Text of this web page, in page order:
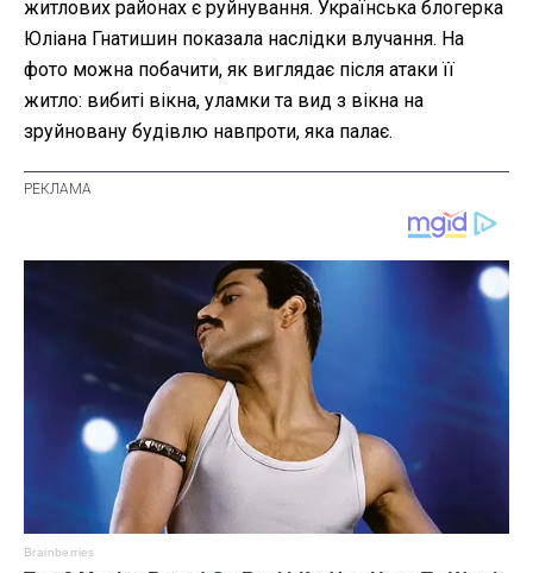
житлових районах є руйнування. Українська блогерка
Юліана Гнатишин показала наслідки влучання. На
фото можна побачити, як виглядає після атаки її
житло: вибиті вікна, уламки та вид з вікна на
зруйновану будівлю навпроти, яка палає.